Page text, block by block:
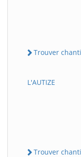
Trouver
L'AUTIZE
Trouver